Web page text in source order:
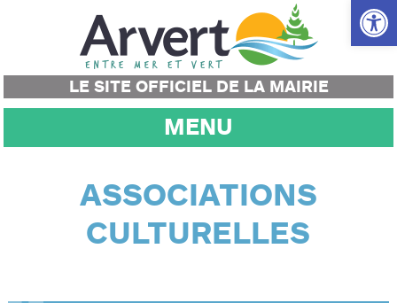
Ouvrir
LE SITE OFFICIEL DE LA MAIRIE
MENU
ASSOCIATIONS
CULTURELLES